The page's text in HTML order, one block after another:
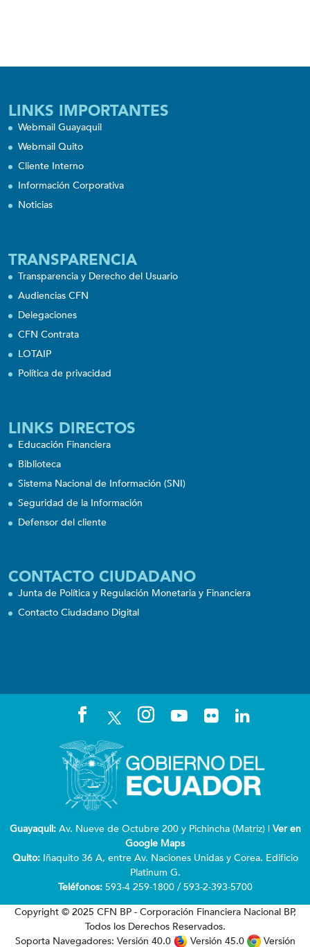
LINKS IMPORTANTES
Webmail Guayaquil
Webmail Quito
Cliente Interno
Información Corporativa
Noticias
TRANSPARENCIA
Transparencia y Derecho del Usuario
Audiencias CFN
Delegaciones
CFN Contrata
LOTAIP
Política de privacidad
LINKS DIRECTOS
Educación Financiera
Biblioteca
Sistema Nacional de Información (SNI)
Seguridad de la Información
Defensor del cliente
CONTACTO CIUDADANO
Junta de Política y Regulación Monetaria y Financiera
Contacto Ciudadano Digital
Guayaquil:Av. Nueve de Octubre 200 y Pichincha (Matriz) | Ver en
Google Maps
Quito: Iñaquito 36 A, entre Av. Naciones Unidas y Corea. Edificio
Platinum G.
Teléfonos:593-4 259-1800 / 593-2-393-5700
Copyright © 2025 CFN BP - Corporación Financiera Nacional BP,
Todos los Derechos Reservados.
Soporta Navegadores: Versión 40.0
Versión 45.0 Versión